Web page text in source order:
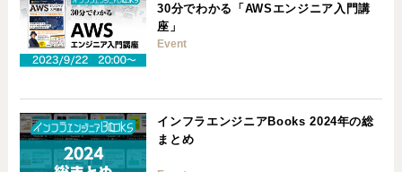
30分でわかる「AWSエンジニア入門講
座」
Event
インフラエンジニアBooks 2024年の総
まとめ